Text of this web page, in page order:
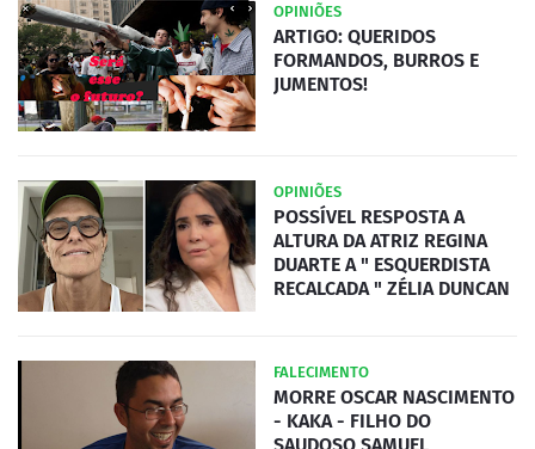
OPINIÕES
ARTIGO: QUERIDOS
FORMANDOS, BURROS E
JUMENTOS!
OPINIÕES
POSSÍVEL RESPOSTA A
ALTURA DA ATRIZ REGINA
DUARTE A " ESQUERDISTA
RECALCADA " ZÉLIA DUNCAN
FALECIMENTO
MORRE OSCAR NASCIMENTO
- KAKA - FILHO DO
SAUDOSO SAMUEL